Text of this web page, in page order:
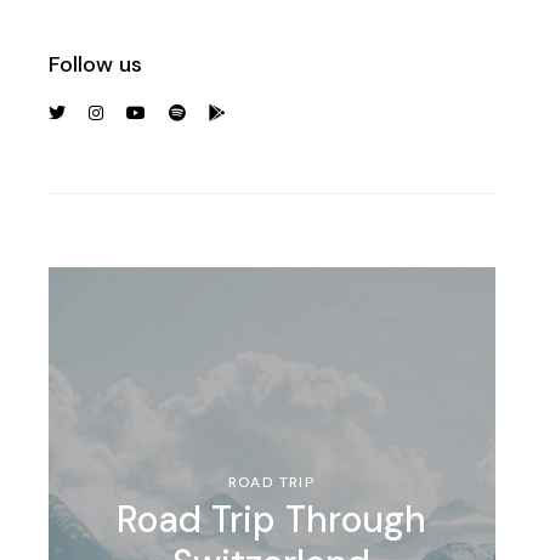
Follow us
ROAD TRIP
Road Trip Through